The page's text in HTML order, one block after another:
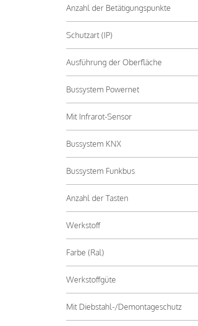
Anzahl der Betätigungspunkte
Schutzart (IP)
Ausführung der Oberfläche
Bussystem Powernet
Mit Infrarot-Sensor
Bussystem KNX
Bussystem Funkbus
Anzahl der Tasten
Werkstoff
Farbe (Ral)
Werkstoffgüte
Mit Diebstahl-/Demontageschutz